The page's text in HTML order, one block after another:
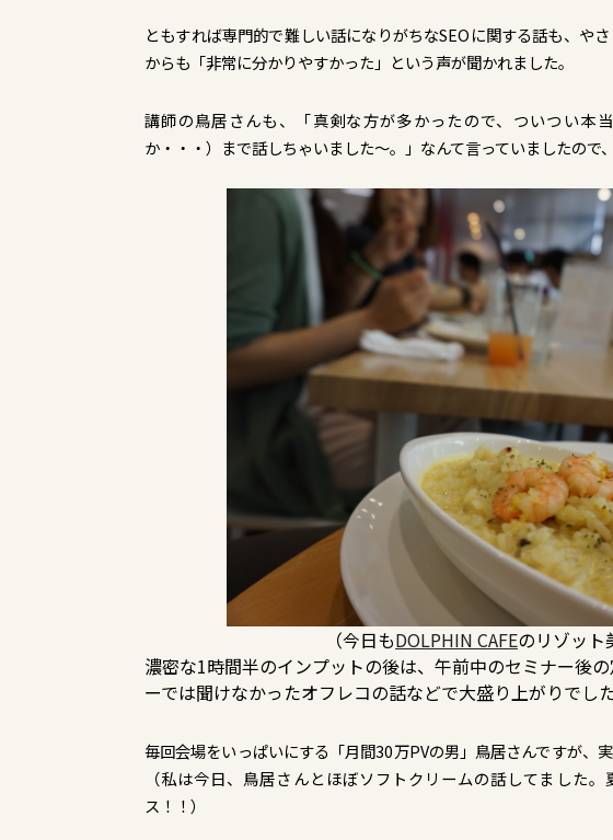
ともすれば専門的で難しい話になりがちなSEOに関する話も、や
からも「非常に分かりやすかった」という声が聞かれました。
講師の鳥居さんも、「真剣な方が多かったので、ついつい本
か・・・）まで話しちゃいました～。」なんて言っていましたので
（今日もDOLPHIN CAFEのリゾット
濃密な1時間半のインプットの後は、午前中のセミナー後
ーでは聞けなかったオフレコの話などで大盛り上がりで
毎回会場をいっぱいにする「月間30万PVの男」鳥居さんですが、
（私は今日、鳥居さんとほぼソフトクリームの話してました
ス！！）